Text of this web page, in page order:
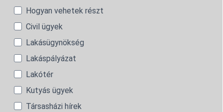
Hogyan vehetek részt
Civil ügyek
Lakásügynökség
Lakáspályázat
Lakótér
Kutyás ügyek
Társasházi hírek